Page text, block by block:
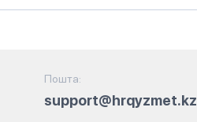
Пошта:
support@hrqyzmet.kz